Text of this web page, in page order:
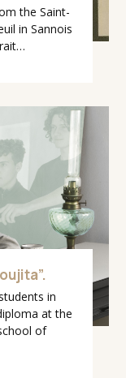
the Saint-
in Sannois
in
at the
of